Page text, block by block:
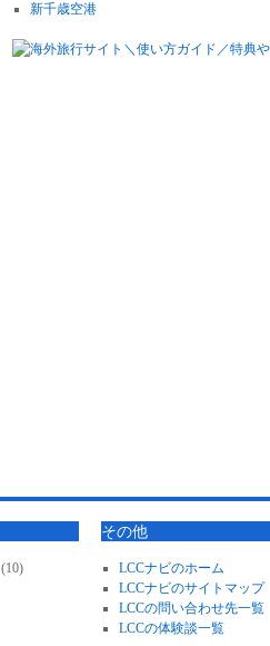
新千歳空港
(10)
その他
LCCナビのホーム
LCCナビのサイトマップ
LCCの問い合わせ先一覧
LCCの体験談一覧